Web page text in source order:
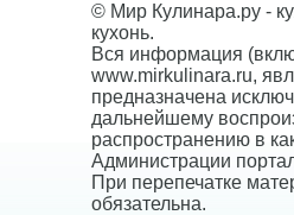
© Мир Кулинара.ру -
кухонь.
Вся информация
www.mirkulinara.ru,
предназначена
дальнейшему
распространению в
Администрации
При перепечатке
обязательна.